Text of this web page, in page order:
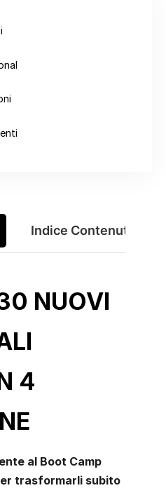
Indice Contenuti
NUOVI
4
al Boot Camp
trasformarli subito